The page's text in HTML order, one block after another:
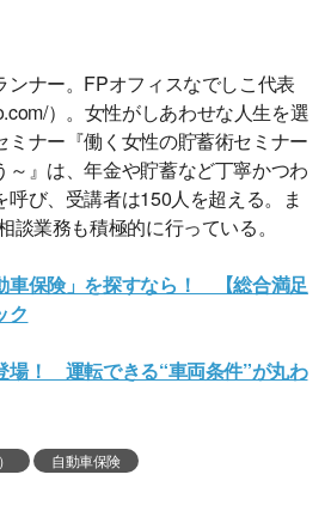
ンナー。FPオフィスなでしこ代表
）。女性がしあわせな人生を選
ナー『働く女性の貯蓄術セミナー
～』は、年金や貯蓄など丁寧かつわ
び、受講者は150人を超える。ま
談業務も積極的に行っている。
車保険」を探すなら！ 【総合満足
ク
場！ 運転できる“車両条件”が丸わ
自動車保険